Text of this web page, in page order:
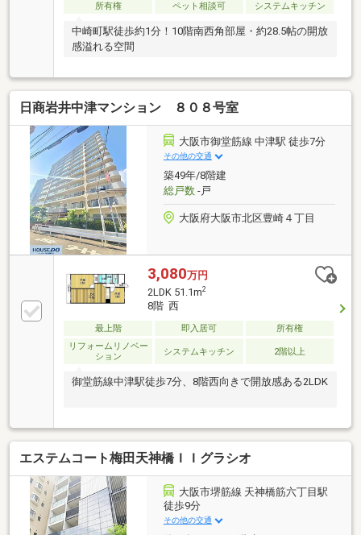
所有権
ペット相談可 システムキッチン
中崎町駅徒歩約1分！10階南西角部屋・約28.5帖の開放
感溢れる空間
日商岩井中津マンション ８０８号室
大阪市御堂筋線 中津駅 徒歩7分
その他の交通
築49年/8階建
総戸数-戸
大阪府大阪市北区豊崎４丁目
3,080万円
2LDK 51.1m2
8階 西
最上階 即入居可
所有権
リフォームリノベー
ション
システムキッチン 2階以上
御堂筋線中津駅徒歩7分、8階西向きで開放感ある2LDK
エステムコート梅田天神橋ＩＩグラシオ
大阪市堺筋線 天神橋筋六丁目駅
徒歩9分
その他の交通